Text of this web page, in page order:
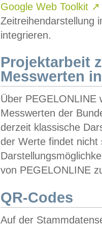
Google Web Toolkit ↗
Zeitreihendarstellung
integrieren.
Projektarbeit
Messwerten
Über PEGELONLINE
Messwerten der
derzeit klassische
der Werte findet
von PEGELONLINE
QR-Codes
Auf der